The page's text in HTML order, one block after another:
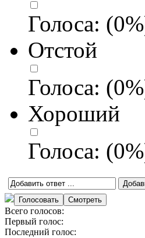
Голоса: (0
Отстой
Голоса: (0
Хороший
Голоса: (0
Всего голосов:
Первый голос:
Последний голос: